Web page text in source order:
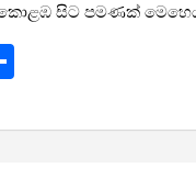
සිට පමණක්
ar